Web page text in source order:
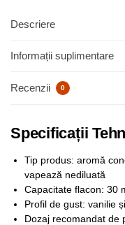
Descriere
Informații suplimentare
Recenzii 0
Specificații
Tip produs: aromă
vapează nediluată
Capacitate flacon: 30
Profil de gust: vanilie
Dozaj recomandat de